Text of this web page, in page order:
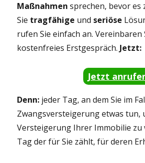
Maßnahmen sprechen, bevor es
Sie tragfähige und seriöse
rufen Sie einfach an. Vereinbaren
kostenfreies Erstgespräch. Jetzt:
Jetzt
Denn: jeder Tag, an dem Sie im
Zwangsversteigerung etwas tun,
Versteigerung Ihrer Immobilie zu
Tag der für Sie zählt, für deren